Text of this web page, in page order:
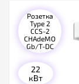
Розетка
Type 2
CCS-2
CHAdeMO
Gb/T-DC
22
кВт